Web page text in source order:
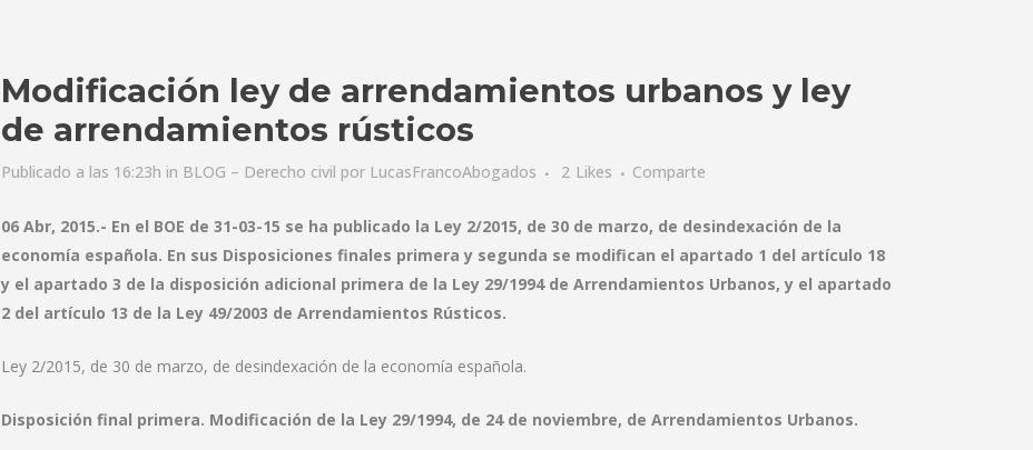
Modificación ley de arrendamientos urbanos y ley
de arrendamientos rústicos
Publicado a las 16:23h in BLOG – Derecho civil por LucasFrancoAbogados 2 Likes Comparte
06 Abr, 2015.- En el BOE de 31-03-15 se ha publicado la Ley 2/2015, de 30 de marzo, de desindexación de la
economía española. En sus Disposiciones finales primera y segunda se modifican el apartado 1 del artículo 18
y el apartado 3 de la disposición adicional primera de la Ley 29/1994 de Arrendamientos Urbanos, y el apartado
2 del artículo 13 de la Ley 49/2003 de Arrendamientos Rústicos.
Ley 2/2015, de 30 de marzo, de desindexación de la economía española.
Disposición final primera. Modificación de la Ley 29/1994, de 24 de noviembre, de Arrendamientos Urbanos.